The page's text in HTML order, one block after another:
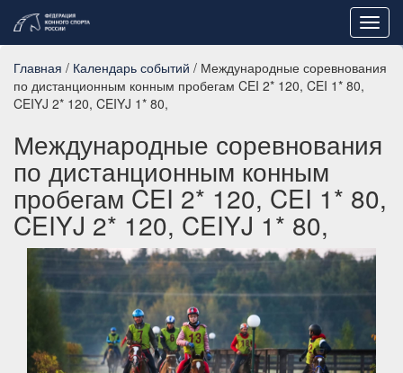
Главная / Календарь событий / Международные соревнования
по дистанционным конным пробегам CEI 2* 120, CEI 1* 80,
CEIYJ 2* 120, CEIYJ 1* 80,
Международные соревнования
по дистанционным конным
пробегам CEI 2* 120, CEI 1* 80,
CEIYJ 2* 120, CEIYJ 1* 80,